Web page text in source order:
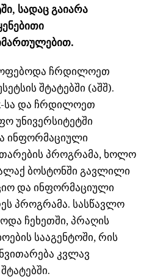
სადაც გაიარა
ჩრდილოეთ
შტატებში (აშშ).
სა და ჩრდილოეთ
უნივერსიტეტში
ინფორმაციული
პროგრამა, ხოლო
ბოსტონში გავლილი
და ინფორმაციული
პროგრამა. სასწავლო
ჩეხეთში, პრაღის
სააგენტოში, რის
კვლავ